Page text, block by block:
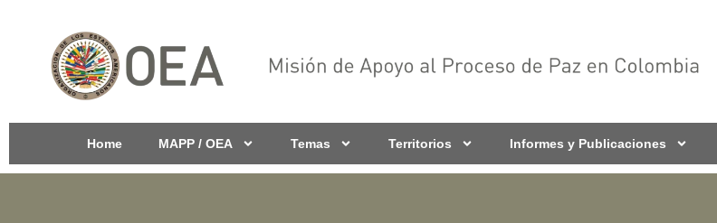
Home MAPP / OEA Temas Territorios Informes y Publicaciones